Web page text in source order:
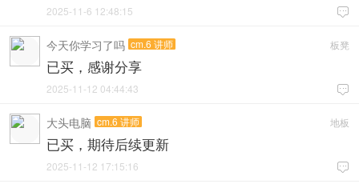

2025-11-6 12:48:15
板凳
今天你学习了吗 cm.6 讲师
已买，感谢分享

2025-11-12 04:44:43
地板
大头电脑 cm.6 讲师
已买，期待后续更新

2025-11-12 17:15:16